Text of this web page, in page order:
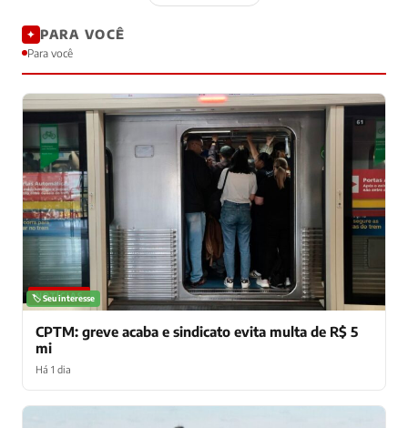
✦ PARA VOCÊ
Para você
NOTÍCIAS
🏷️ Seu interesse
CPTM: greve acaba e sindicato evita multa de R$ 5
mi
Há 1 dia